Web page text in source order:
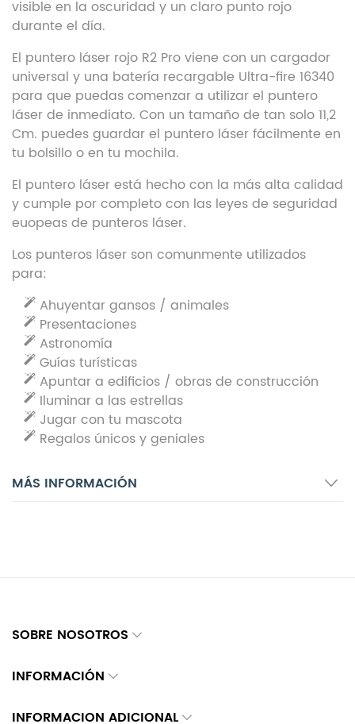
visible en la oscuridad y un claro punto rojo
durante el día.
El puntero láser rojo R2 Pro viene con un cargador
universal y una batería recargable Ultra-fire 16340
para que puedas comenzar a utilizar el puntero
láser de inmediato. Con un tamaño de tan solo 11,2
Cm. puedes guardar el puntero láser fácilmente en
tu bolsillo o en tu mochila.
El puntero láser está hecho con la más alta calidad
y cumple por completo con las leyes de seguridad
euopeas de punteros láser.
Los punteros láser son comunmente utilizados
para:
Ahuyentar gansos / animales
Presentaciones
Astronomía
Guías turísticas
Apuntar a edificios / obras de construcción
Iluminar a las estrellas
Jugar con tu mascota
Regalos únicos y geniales
MÁS INFORMACIÓN
SOBRE NOSOTROS
INFORMACIÓN
INFORMACION ADICIONAL